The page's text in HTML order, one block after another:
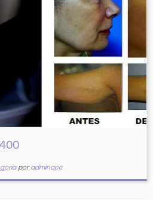
poradminacc